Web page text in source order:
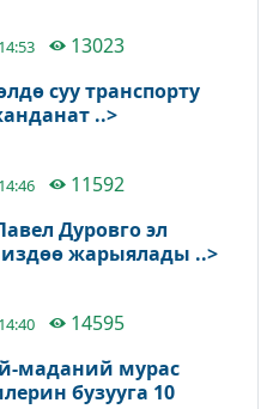
13023
суу транспорту
..>
11592
Дуровго эл
жарыялады ..>
14595
маданий мурас
бузууга 10